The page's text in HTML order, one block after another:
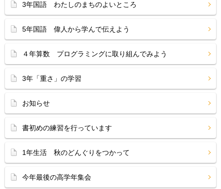
3年国語 わたしのまちのよいところ
5年国語 偉人から学んで伝えよう
４年算数 プログラミングに取り組んでみよう
3年「重さ」の学習
お知らせ
書初めの練習を行っています
1年生活 秋のどんぐりをつかって
今年最後の高学年集会